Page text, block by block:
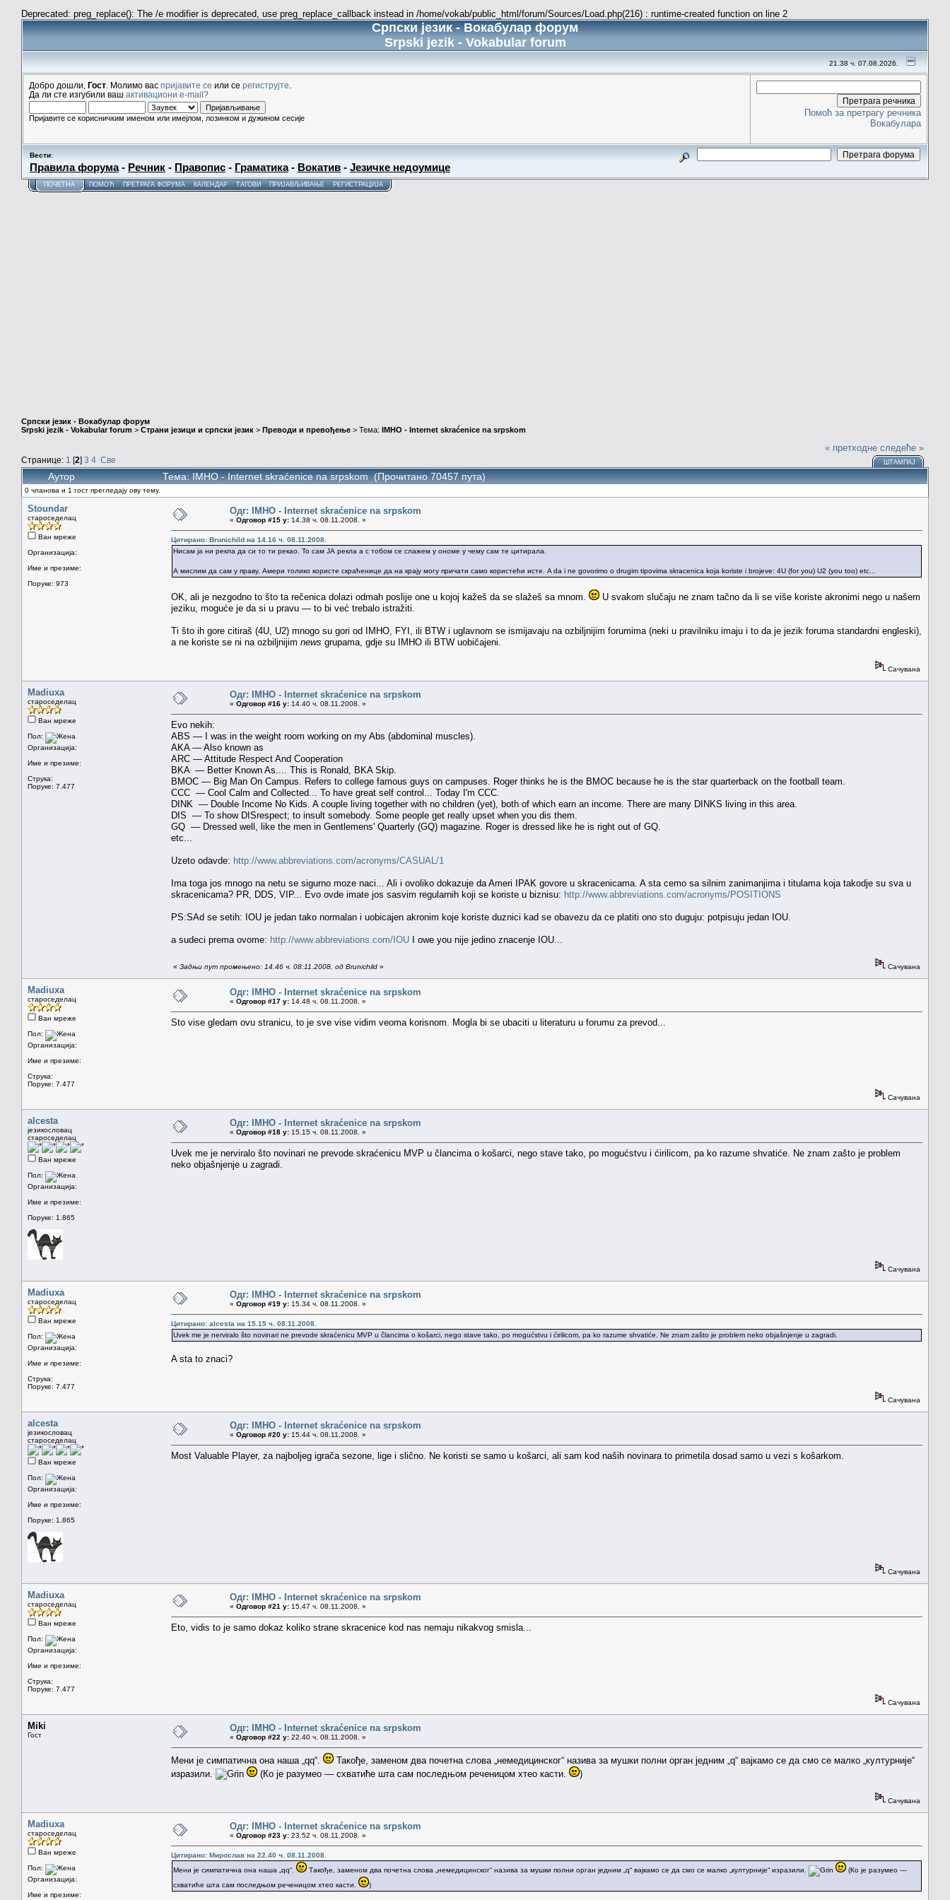
Deprecated: preg_replace(): The /e modifier is deprecated, use preg_replace_callback instead in /home/vokab/public_html/forum/Sources/Load.php(216) : runtime-created function on line 2
Српски језик - Вокабулар форум
Srpski jezik - Vokabular forum
21.38 ч. 07.08.2026.
Добро дошли, Гост . Молимо вас пријавите се или се региструјте
Да ли сте изгубили ваш активациони e-mail?
Пријавите се корисничким именом или имејлом, лозинком и дужином сесије
Помоћ за претрагу речника
Вокабулара
Вести:
Правила форума- Речник - Правопис - Граматика- Вокатив - Језичке недоумице
ПОЧЕТНА ПОМОЋ ПРЕТРАГА ФОРУМА КАЛЕНДАР ТАГОВИ ПРИЈАВЉИВАЊЕ РЕГИСТРАЦИЈА
Српски језик - Вокабулар форум
Srpski jezik - Vokabular forum > Страни језици и српски језик > Преводи и превођење > Тема: IMHO - Internet skraćenice na srpskom
Странице: 1 [2] 3 4 Све
« претходне следеће »
ШТАМПАЈ
Аутор Тема: IMHO - Internet skraćenice na srpskom (Прочитано 70457 пута)
0 чланова и 1 гост прегледају ову тему.
Stoundar
староседелац
Ван мреже
Организација:
Име и презиме:
Поруке: 973
Одг: IMHO - Internet skraćenice na srpskom
« Одговор #15 у: 14.38 ч. 08.11.2008. »
Цитирано: Brunichild на 14.16 ч. 08.11.2008.
Нисам ја ни рекла да си то ти рекао. То сам ЈА рекла а с тобом се слажем у ономе у чему сам те цитирала.
А мислим да сам у праву. Амери толико користе скраћенице да на крају могу причати само користећи исте. A da i ne govorimo o drugim tipovima skracenica koja koriste i brojeve: 4U (for you) U2 (you too) etc...
OK, ali je nezgodno to što ta rečenica dolazi odmah poslije one u kojoj kažeš da se slažeš sa mnom.
U svakom slučaju ne znam tačno da li se više koriste akronimi nego u našem
jeziku, moguće je da si u pravu — to bi već trebalo istražiti.
Ti što ih gore citiraš (4U, U2) mnogo su gori od IMHO, FYI, ili BTW i uglavnom se ismijavaju na ozbiljnijim forumima (neki u pravilniku imaju i to da je jezik foruma standardni engleski),
a ne koriste se ni na ozbiljnijim news grupama, gdje su IMHO ili BTW uobičajeni.
Сачувана
Madiuxa
староседелац
Ван мреже
Пол:
Организација:
Име и презиме:
Струка:
Поруке: 7.477
Одг: IMHO - Internet skraćenice na srpskom
« Одговор #16 у: 14.40 ч. 08.11.2008. »
Evo nekih:
ABS — I was in the weight room working on my Abs (abdominal muscles).
AKA — Also known as
ARC — Attitude Respect And Cooperation
BKA — Better Known As.... This is Ronald, BKA Skip.
BMOC — Big Man On Campus. Refers to college famous guys on campuses. Roger thinks he is the BMOC because he is the star quarterback on the football team.
CCC — Cool Calm and Collected... To have great self control... Today I'm CCC.
DINK — Double Income No Kids. A couple living together with no children (yet), both of which earn an income. There are many DINKS living in this area.
DIS — To show DISrespect; to insult somebody. Some people get really upset when you dis them.
GQ — Dressed well, like the men in Gentlemens' Quarterly (GQ) magazine. Roger is dressed like he is right out of GQ.
etc...
Uzeto odavde: http://www.abbreviations.com/acronyms/CASUAL/1
Ima toga jos mnogo na netu se sigurno moze naci... Ali i ovoliko dokazuje da Ameri IPAK govore u skracenicama. A sta cemo sa silnim zanimanjima i titulama koja takodje su sva u
skracenicama? PR, DDS, VIP... Evo ovde imate jos sasvim regularnih koji se koriste u biznisu: http://www.abbreviations.com/acronyms/POSITIONS
PS:SAd se setih: IOU je jedan tako normalan i uobicajen akronim koje koriste duznici kad se obavezu da ce platiti ono sto duguju: potpisuju jedan IOU.
a sudeci prema ovome: http://www.abbreviations.com/IOU I owe you nije jedino znacenje IOU...
« Задњи пут промењено: 14.46 ч. 08.11.2008. од Brunichild » Сачувана
Madiuxa
староседелац
Ван мреже
Пол:
Организација:
Име и презиме:
Струка:
Поруке: 7.477
Одг: IMHO - Internet skraćenice na srpskom
« Одговор #17 у: 14.48 ч. 08.11.2008. »
Sto vise gledam ovu stranicu, to je sve vise vidim veoma korisnom. Mogla bi se ubaciti u literaturu u forumu za prevod...
Сачувана
alcesta
језикословац
староседелац
Ван мреже
Пол:
Организација:
Име и презиме:
Поруке: 1.865
Одг: IMHO - Internet skraćenice na srpskom
« Одговор #18 у: 15.15 ч. 08.11.2008. »
Uvek me je nerviralo što novinari ne prevode skraćenicu MVP u člancima o košarci, nego stave tako, po mogućstvu i ćirilicom, pa ko razume shvatiće. Ne znam zašto je problem
neko objašnjenje u zagradi.
Сачувана
Madiuxa
староседелац
Ван мреже
Пол:
Организација:
Име и презиме:
Струка:
Поруке: 7.477
Одг: IMHO - Internet skraćenice na srpskom
« Одговор #19 у: 15.34 ч. 08.11.2008. »
Цитирано: alcesta на 15.15 ч. 08.11.2008.
Uvek me je nerviralo što novinari ne prevode skraćenicu MVP u člancima o košarci, nego stave tako, po mogućstvu i ćirilicom, pa ko razume shvatiće. Ne znam zašto je problem neko objašnjenje u zagradi.
A sta to znaci?
Сачувана
alcesta
језикословац
староседелац
Ван мреже
Пол:
Организација:
Име и презиме:
Поруке: 1.865
Одг: IMHO - Internet skraćenice na srpskom
« Одговор #20 у: 15.44 ч. 08.11.2008. »
Most Valuable Player, za najboljeg igrača sezone, lige i slično. Ne koristi se samo u košarci, ali sam kod naših novinara to primetila dosad samo u vezi s košarkom.
Сачувана
Madiuxa
староседелац
Ван мреже
Пол:
Организација:
Име и презиме:
Струка:
Поруке: 7.477
Одг: IMHO - Internet skraćenice na srpskom
« Одговор #21 у: 15.47 ч. 08.11.2008. »
Eto, vidis to je samo dokaz koliko strane skracenice kod nas nemaju nikakvog smisla...
Сачувана
Miki
Гост
Одг: IMHO - Internet skraćenice na srpskom
« Одговор #22 у: 22.40 ч. 08.11.2008. »
Мени је симпатична она наша „qq“.
Такође, заменом два почетна слова „немедицинског“ назива за мушки полни орган једним „q“ вајкамо се да смо се малко „културније“
изразили.
(Ко је разумео — схватиће шта сам последњом реченицом хтео касти. )
Сачувана
Madiuxa
староседелац
Ван мреже
Пол:
Организација:
Име и презиме:
Одг: IMHO - Internet skraćenice na srpskom
« Одговор #23 у: 23.52 ч. 08.11.2008. »
Цитирано: Мирослав на 22.40 ч. 08.11.2008.
Мени је симпатична она наша „qq“.
Такође, заменом два почетна слова „немедицинског“ назива за мушки полни орган једним „q“ вајкамо се да смо се малко „културније“ изразили.
(Ко је разумео —
схватиће шта сам последњом реченицом хтео касти.
)